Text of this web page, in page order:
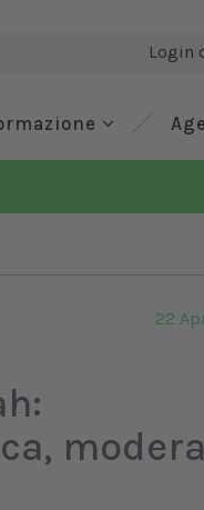
Login
22